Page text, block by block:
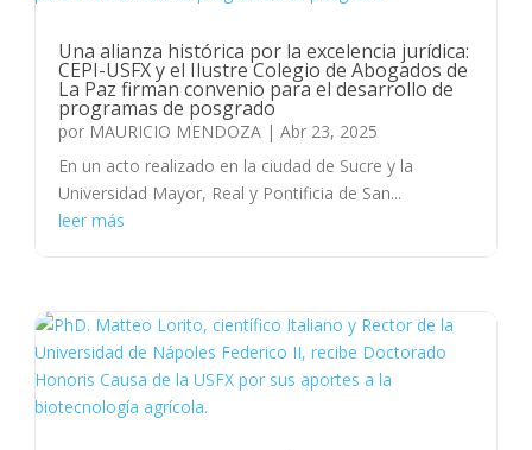
Una alianza histórica por la excelencia jurídica:
CEPI-USFX y el Ilustre Colegio de Abogados de
La Paz firman convenio para el desarrollo de
programas de posgrado
por MAURICIO MENDOZA |Abr 23, 2025
En un acto realizado en la ciudad de Sucre y la
Universidad Mayor, Real y Pontificia de San...
leer más